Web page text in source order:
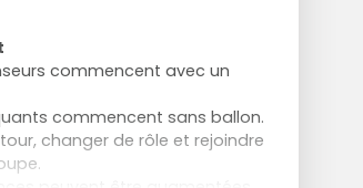
commencent avec un
commencent sans ballon.
changer de rôle et rejoindre